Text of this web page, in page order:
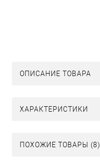
ОПИСАНИЕ ТОВАРА
ХАРАКТЕРИСТИКИ
ПОХОЖИЕ ТОВАРЫ (8)